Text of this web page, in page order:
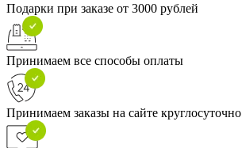
Подарки при заказе от 3000 рублей
Принимаем все способы оплаты
Принимаем заказы на сайте круглосуточно